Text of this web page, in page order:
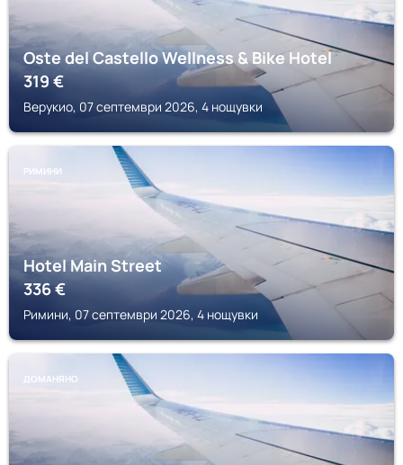
Oste del Castello Wellness & Bike Hotel
319€
Верукио, 07 септември 2026, 4 нощувки
РИМИНИ
Hotel Main Street
336€
Римини, 07 септември 2026, 4 нощувки
ДОМАНЯНО